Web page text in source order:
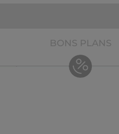
BONS PLANS